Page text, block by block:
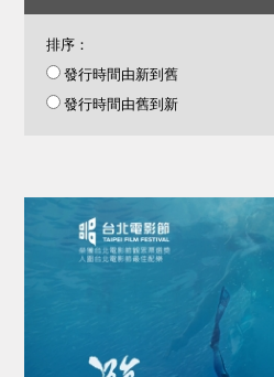
排序：
發行時間由新到舊
發行時間由舊到新